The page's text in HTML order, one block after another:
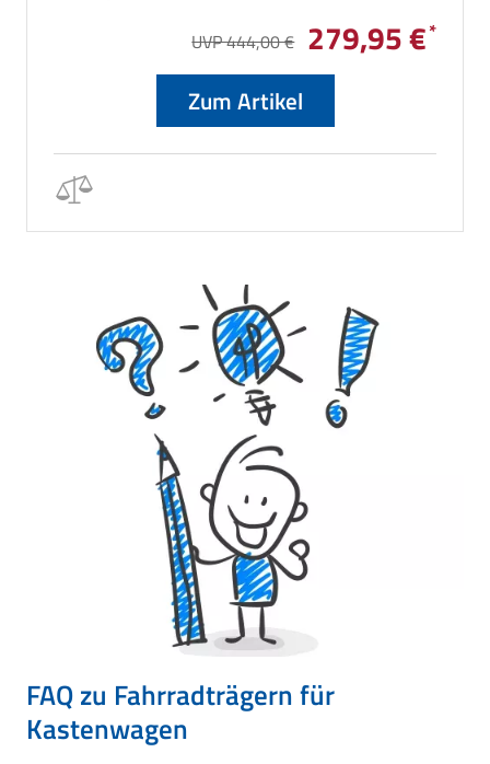
Fahrradträger an die verschiedenen Fahrzeugmodelle
angebracht werden.UVP 444,00 € 279,95 €
Zum Artikel
FAQ zu Fahrradträgern für
Kastenwagen